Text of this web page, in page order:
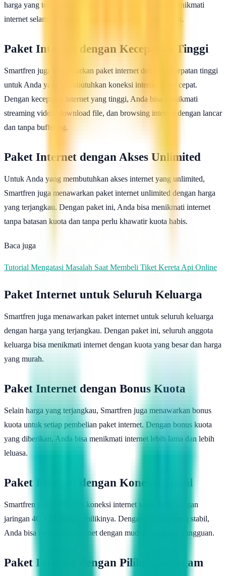
harga yang terjangkau. Dengan paket ini, Anda bisa menikmati
internet selama 24 jam dengan harga yang cukup murah.
Paket Internet dengan Kecepatan Tinggi
Smartfren juga menawarkan paket internet dengan kecepatan tinggi
untuk Anda yang membutuhkan koneksi internet yang cepat.
Dengan kecepatan internet yang tinggi, Anda bisa menikmati
streaming video, download file, dan browsing internet dengan lancar
dan tanpa buffering.
Paket Internet dengan Akses Unlimited
Untuk Anda yang membutuhkan akses internet yang unlimited,
Smartfren juga menawarkan paket internet unlimited dengan harga
yang terjangkau. Dengan paket ini, Anda bisa menikmati internet
tanpa batasan kuota dan tanpa perlu khawatir kuota habis.
Baca juga
Tutorial Mengatasi Masalah Saat Membeli Tiket Kereta Api Online
Paket Internet untuk Seluruh Keluarga
Smartfren juga menawarkan paket internet untuk seluruh keluarga
dengan harga yang terjangkau. Dengan paket ini, seluruh anggota
keluarga bisa menikmati internet dengan kuota yang besar dan harga
yang murah.
Paket Internet dengan Bonus Kuota
Selain harga yang terjangkau, Smartfren juga menawarkan bonus
kuota untuk setiap pembelian paket internet. Dengan bonus kuota
yang diberikan, Anda bisa menikmati internet lebih lama dan lebih
leluasa.
Paket Internet dengan Koneksi Stabil
Smartfren juga menjamin koneksi internet yang stabil dengan
jaringan 4G LTE yang dimilikinya. Dengan jaringan yang stabil,
Anda bisa menikmati internet dengan mudah dan tanpa gangguan.
Paket Internet dengan Pilihan Beragam